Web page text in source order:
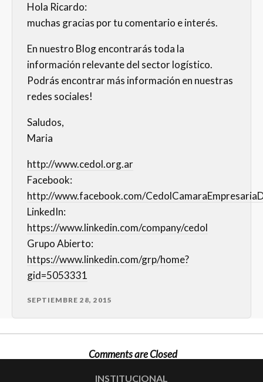
Hola Ricardo:
muchas gracias por tu comentario e interés.
En nuestro Blog encontrarás toda la
información relevante del sector logístico.
Podrás encontrar más información en nuestras
redes sociales!
Saludos,
Maria
http://www.cedol.org.ar
Facebook:
http://www.facebook.com/
LinkedIn:
https://www.linkedin.com/company/cedol
Grupo Abierto:
https://www.linkedin.com/grp/home?
gid=5053331
SEPTIEMBRE 28, 2015
Comments are Closed
INSTITUCIONAL